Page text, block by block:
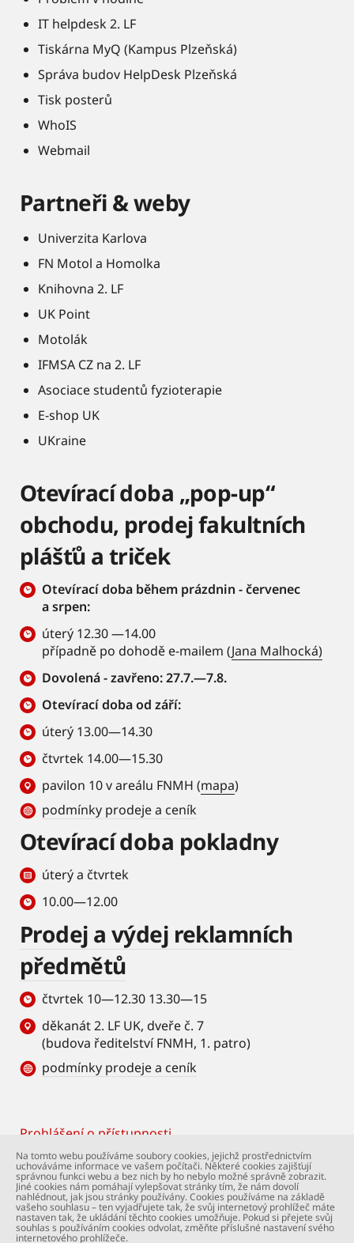
IT helpdesk 2. LF
Tiskárna MyQ (Kampus Plzeňská)
Správa budov HelpDesk Plzeňská
Tisk posterů
WhoIS
Webmail
Partneři & weby
Univerzita Karlova
FN Motol a Homolka
Knihovna 2. LF
UK Point
Motolák
IFMSA CZ na 2. LF
Asociace studentů fyzioterapie
E-shop UK
UKraine
Otevírací doba „pop-up“
obchodu, prodej fakultních
plášťů a triček
Otevírací doba během prázdnin - červenec
a srpen:
úterý 12.30 —14.00
případně po dohodě e-mailem (Jana Malhocká)
Dovolená - zavřeno: 27.7.—7.8.
Otevírací doba od září:
úterý 13.00—14.30
čtvrtek 14.00—15.30
pavilon 10 v areálu FNMH (mapa)
podmínky prodeje a ceník
Otevírací doba pokladny
úterý a čtvrtek
10.00—12.00
Prodej a výdej reklamních
předmětů
čtvrtek 10—12.30 13.30—15
děkanát 2. LF UK, dveře č. 7
(budova ředitelství FNMH, 1. patro)
podmínky prodeje a ceník
Footer
Prohlášení o přístupnosti
© Univerzita Karlova – 2. lékařská fakulta. Všechna
práva vyhrazena. Foto: 2. LF a Shutterstock.com.
Podpora webu:webmaster@lfmotol.cuni.cz
Na tomto webu používáme soubory cookies, jejichž prostřednictvím
uchováváme informace ve vašem počítači. Některé cookies zajišťují
správnou funkci webu a bez nich by ho nebylo možné správně zobrazit.
Jiné cookies nám pomáhají vylepšovat stránky tím, že nám dovolí
nahlédnout, jak jsou stránky používány. Cookies používáme na základě
vašeho souhlasu – ten vyjadřujete tak, že svůj internetový prohlížeč máte
nastaven tak, že ukládání těchto cookies umožňuje. Pokud si přejete svůj
souhlas s používáním cookies odvolat, změňte příslušné nastavení svého
internetového prohlížeče.